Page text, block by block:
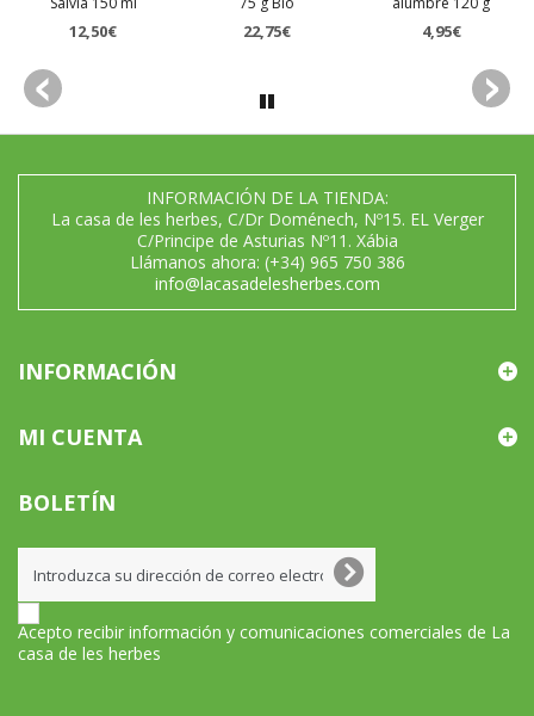
12,50€ 22,75€ 4,95€
INFORMACIÓN DE LA TIENDA:
La casa de les herbes, C/Dr Doménech, Nº15. EL Verger
C/Principe de Asturias Nº11. Xábia
Llámanos ahora: (+34) 965 750 386
info@lacasadelesherbes.com
INFORMACIÓN
MI CUENTA
BOLETÍN
Acepto recibir información y comunicaciones comerciales de La
casa de les herbes